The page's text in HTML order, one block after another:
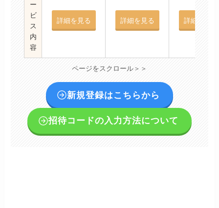
ー
ビ
ス
内
容
詳細を見る 詳細を見る 詳細を見る
ページをスクロール＞＞
新規登録はこちらから
招待コードの入力方法について